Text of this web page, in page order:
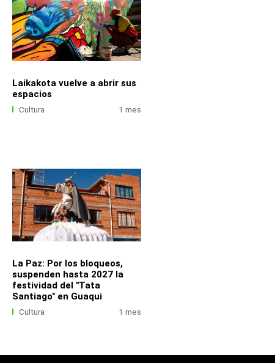
Laikakota vuelve a abrir sus
espacios
Cultura 1 mes
La Paz: Por los bloqueos,
suspenden hasta 2027 la
festividad del "Tata
Santiago" en Guaqui
Cultura 1 mes